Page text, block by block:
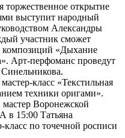
торжественное открытие
выступит народный
Александры
участник сможет
композиций «Дыхание
Арт-перфоманс проведут
класс «Текстильная
техники оригами».
Воронежской
в 15:00 Татьяна
класс по точечной росписи